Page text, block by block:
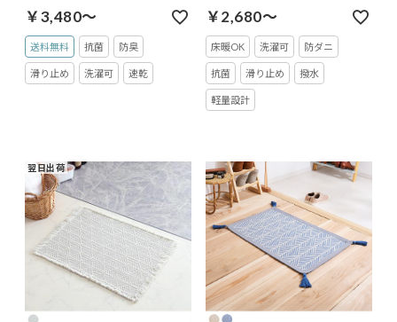
￥3,480～
送料無料 抗菌 防臭
滑り止め 洗濯可 速乾
￥2,680～
床暖OK 洗濯可 防ダニ
抗菌 滑り止め 撥水
軽量設計
翌日出荷